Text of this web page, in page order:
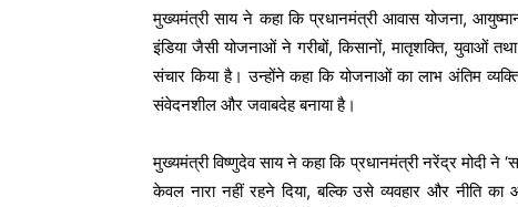
मुख्यमंत्री साय ने कहा कि प्रधानमंत्री आवास योजना,
इंडिया जैसी योजनाओं ने गरीबों, किसानों, मातृशक्ति, युवाओं
संचार किया है। उन्होंने कहा कि योजनाओं का लाभ अंतिम
संवेदनशील और जवाबदेह बनाया है।
मुख्यमंत्री विष्णुदेव साय ने कहा कि प्रधानमंत्री नरेंद्र मोदी
केवल नारा नहीं रहने दिया, बल्कि उसे व्यवहार और नीति